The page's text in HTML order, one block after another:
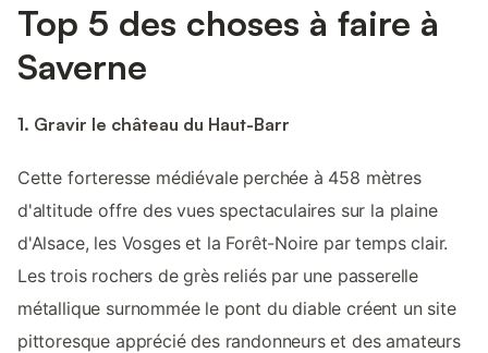
Top 5 des choses à faire à
Saverne
1. Gravir le château du Haut-Barr
Cette forteresse médiévale perchée à 458 mètres
d'altitude offre des vues spectaculaires sur la plaine
d'Alsace, les Vosges et la Forêt-Noire par temps clair.
Les trois rochers de grès reliés par une passerelle
métallique surnommée le pont du diable créent un site
pittoresque apprécié des randonneurs et des amateurs